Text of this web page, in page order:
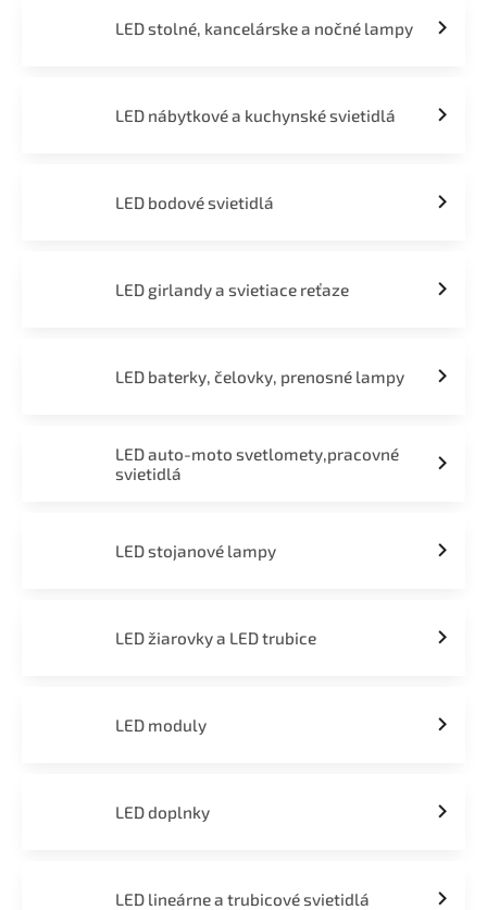
LED stolné, kancelárske a nočné lampy
LED nábytkové a kuchynské svietidlá
LED bodové svietidlá
LED girlandy a svietiace reťaze
LED baterky, čelovky, prenosné lampy
LED auto-moto svetlomety,pracovné
svietidlá
LED stojanové lampy
LED žiarovky a LED trubice
LED moduly
LED doplnky
LED lineárne a trubicové svietidlá